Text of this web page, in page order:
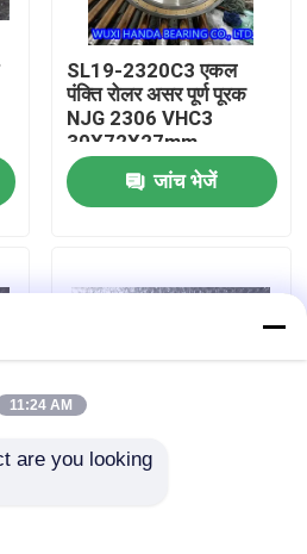
SL19-2320C3 एकल
पंक्ति रोलर असर पूर्ण पूरक
NJG 2306 VHC3
30X72X27mm
जांच भेजें
11:24 AM
are you looking